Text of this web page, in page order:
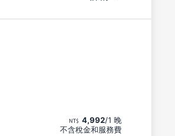
4,992/1 晚
不含稅金和服務費